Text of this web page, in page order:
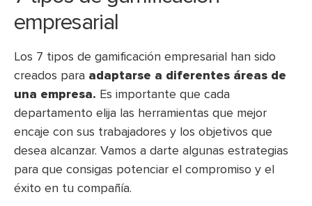
empresarial
Los 7 tipos de gamificación empresarial han sido
creados para adaptarse a diferentes áreas de
una empresa. Es importante que cada
departamento elija las herramientas que mejor
encaje con sus trabajadores y los objetivos que
desea alcanzar. Vamos a darte algunas estrategias
para que consigas potenciar el compromiso y el
éxito en tu compañía.